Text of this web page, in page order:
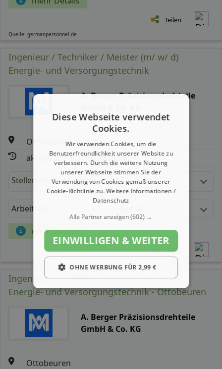
Teilen
Quelle: germanpersonnel.de
Ingenieur / Techniker / Meister (m/ w/ d)
Energie- und Versorgungstechnik
A. Berger Präzisionsdrehteile
Ottobeuren
aktualisiert seit: 08.08.2026
Stellenbeschreibung:
Arbeitszeit
mehr Details
Teilen
Ingenieur / Techniker / Meister (m/ w/ d)
Energie- und Versorgungstechnik - Ottobeuren
A. Berger Präzisionsdrehteile
GmbH & Co. KG
Ottobeuren
Diese Webseite verwendet
Cookies.
Wir verwenden Cookies, um die
Benutzerfreundlichkeit unserer Website zu
verbessern. Durch die weitere Nutzung
unserer Webseite stimmen Sie der
Verwendung von Cookies gemäß unserer
Cookie-Richtlinie zu.Weitere Informationen /
Datenschutz
Alle Partner anzeigen(602) →
EINWILLIGEN & WEITER
OHNE WERBUNG FÜR 2,99 €